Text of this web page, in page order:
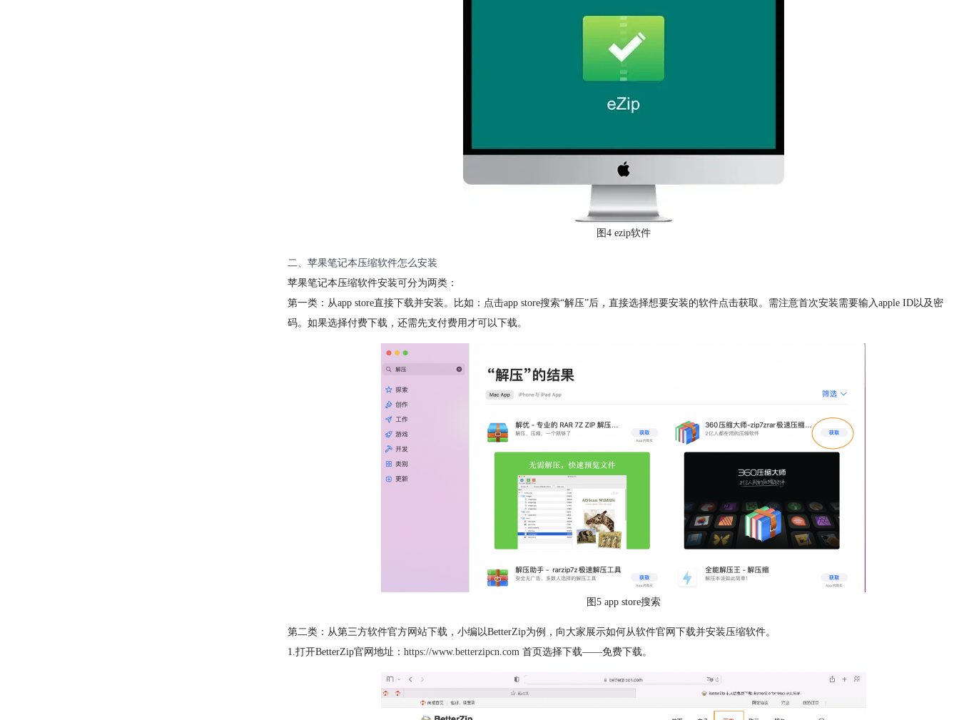
图4 ezip软件
二、苹果笔记本压缩软件怎么安装
苹果笔记本压缩软件安装可分为两类：
第一类：从app store直接下载并安装。比如：点击app store搜索“解压”后，直接选择想要安装的软件点击获取。需注意首次安装需要输入apple ID以及密
码。如果选择付费下载，还需先支付费用才可以下载。
图5 app store搜索
第二类：从第三方软件官方网站下载，小编以BetterZip为例，向大家展示如何从软件官网下载并安装压缩软件。
1.打开BetterZip官网地址：https://www.betterzipcn.com 首页选择下载——免费下载。